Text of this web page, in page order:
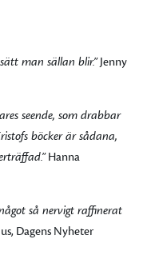
man sällan blir.”Jenny
seende, som drabbar
böcker är sådana,
Hanna
så nervigt raffinerat
Dagens Nyheter